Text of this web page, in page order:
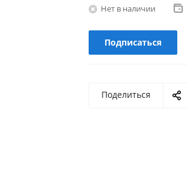
Нет в наличии
Подписаться
Поделиться